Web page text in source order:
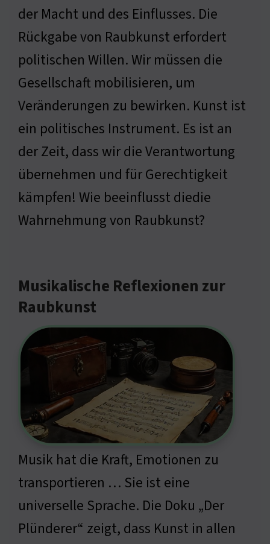
der Macht und des Einflusses. Die
Rückgabe von Raubkunst erfordert
politischen Willen. Wir müssen die
Gesellschaft mobilisieren, um
Veränderungen zu bewirken. Kunst ist
ein politisches Instrument. Es ist an
der Zeit, dass wir die Verantwortung
übernehmen und für Gerechtigkeit
kämpfen! Wie beeinflusst diedie
Wahrnehmung von Raubkunst?
Musikalische Reflexionen zur
Raubkunst
Musik hat die Kraft, Emotionen zu
transportieren … Sie ist eine
universelle Sprache. Die Doku „Der
Plünderer“ zeigt, dass Kunst in allen